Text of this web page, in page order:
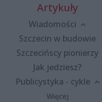
Artykuły
Wiadomości
Szczecin w budowie
Szczecińscy pionierzy
Jak jedziesz?
Publicystyka - cykle
Więcej